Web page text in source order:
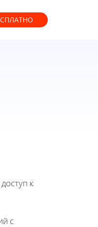
к
с